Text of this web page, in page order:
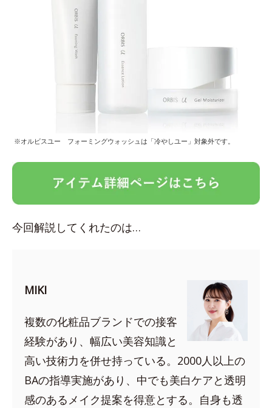
※オルビスユー フォーミングウォッシュは「冷やしユー」対象外です。
今回解説してくれたのは…
MIKI
複数の化粧品ブランドでの接客
経験があり、幅広い美容知識と
高い技術力を併せ持っている。2000人以上の
BAの指導実施があり、中でも美白ケアと透明
感のあるメイク提案を得意とする。自身も透